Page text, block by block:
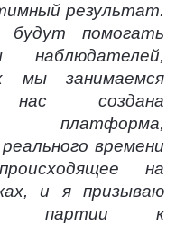
результат.
помогать
мы занимаемся
создана
платформа,
времени
на
и я призываю
партии к